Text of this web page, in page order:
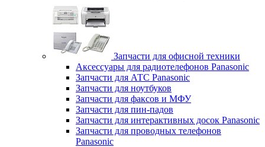
Запчасти для офисной техники
Аксессуары для радиотелефонов Panasonic
Запчасти для АТС Panasonic
Запчасти для ноутбуков
Запчасти для факсов и МФУ
Запчасти для пин-падов
Запчасти для интерактивных досок Panasonic
Запчасти для проводных телефонов
Panasonic